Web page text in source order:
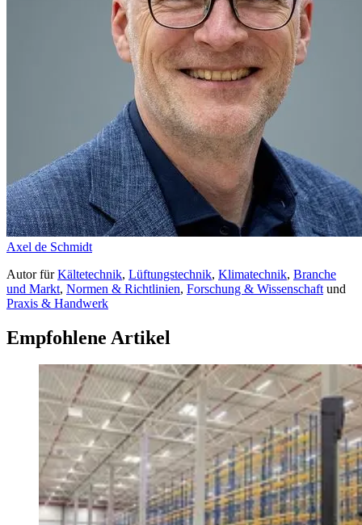
Axel de Schmidt
AutorfürKältetechnik, Lüftungstechnik, Klimatechnik, Branche
und Markt, Normen & Richtlinien, Forschung & Wissenschaft und
Praxis & Handwerk
Empfohlene Artikel